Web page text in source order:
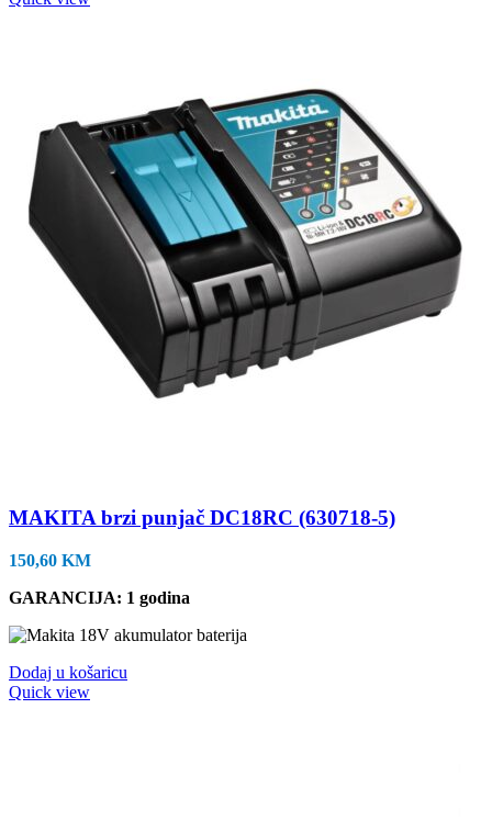
MAKITA brzi punjač DC18RC (630718-5)
150,60 KM
GARANCIJA: 1 godina
Dodaj u košaricu
Quick view